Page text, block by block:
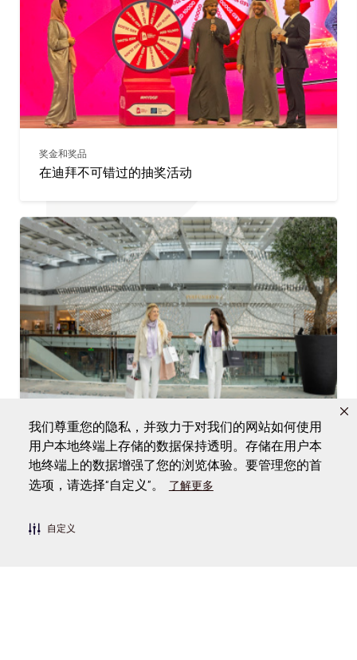
我们尊重您的隐私，并致力于对我们的网站如何使用
用户本地终端上存储的数据保持透明。存储在用户本
地终端上的数据增强了您的浏览体验。要管理您的首
选项，请选择“自定义”。
了解更多
自定义
奖金和奖品
在迪拜不可错过的抽奖活动
购物
迪拜限定：VIP 购物体验